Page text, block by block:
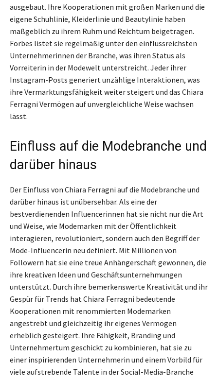
ausgebaut. Ihre Kooperationen mit großen Marken und die
eigene Schuhlinie, Kleiderlinie und Beautylinie haben
maßgeblich zu ihrem Ruhm und Reichtum beigetragen.
Forbes listet sie regelmäßig unter den einflussreichsten
Unternehmerinnen der Branche, was ihren Status als
Vorreiterin in der Modewelt unterstreicht. Jeder ihrer
Instagram-Posts generiert unzählige Interaktionen, was
ihre Vermarktungsfähigkeit weiter steigert und das Chiara
Ferragni Vermögen auf unvergleichliche Weise wachsen
lässt.
Einfluss auf die Modebranche und
darüber hinaus
Der Einfluss von Chiara Ferragni auf die Modebranche und
darüber hinaus ist unübersehbar. Als eine der
bestverdienenden Influencerinnen hat sie nicht nur die Art
und Weise, wie Modemarken mit der Öffentlichkeit
interagieren, revolutioniert, sondern auch den Begriff der
Mode-Influencerin neu definiert. Mit Millionen von
Followern hat sie eine treue Anhängerschaft gewonnen, die
ihre kreativen Ideen und Geschäftsunternehmungen
unterstützt. Durch ihre bemerkenswerte Kreativität und ihr
Gespür für Trends hat Chiara Ferragni bedeutende
Kooperationen mit renommierten Modemarken
angestrebt und gleichzeitig ihr eigenes Vermögen
erheblich gesteigert. Ihre Fähigkeit, Branding und
Unternehmertum geschickt zu kombinieren, hat sie zu
einer inspirierenden Unternehmerin und einem Vorbild für
viele aufstrebende Talente in der Social-Media-Branche